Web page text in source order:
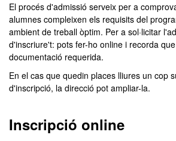
El procés d'admissió serveix per a
alumnes compleixen els requisits del
ambient de treball òptim. Per a sol·licitar
d'inscriure't: pots fer-ho online i recorda
documentació requerida.
En el cas que quedin places lliures un cop
d'inscripció, la direcció pot ampliar-la.
Inscripció online